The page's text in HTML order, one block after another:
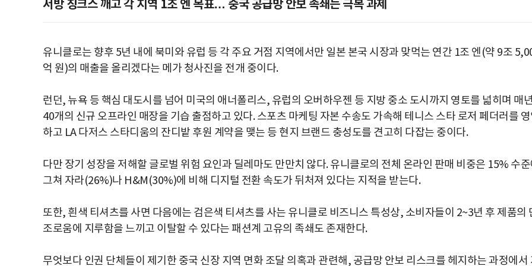
서방 징크스 깨고 각 지역 1조 엔 목표… 중국 공급망 안보 족쇄는 극복 과제
유니클로는 향후 5년 내에 북미와 유럽 등 각 주요 거점 지역에서만 일본 본국 시장과 맞먹는 연간 1조 엔(약 9조
억 원)의 매출을 올리겠다는 메가 청사진을 전개 중이다.
런던, 뉴욕 등 핵심 대도시를 넘어 미국의 애너폴리스, 유럽의 오버하우젠 등 지방 중소 도시까지 영토를 넓히며 매년
40개의 신규 오프라인 매장을 기습 출점하고 있다. 스포츠 마케팅 자본 수송도 가속해 테니스 스타 로저 페더러를 영
하고 LA 다저스 스타디움의 잔디밭 후원 계약을 맺는 등 현지 브랜드 충성도를 견고히 다잡는 중이다.
다만 장기 성장을 저해할 글로벌 위험 요인과 딜레마도 만만치 않다. 유니클로의 전체 온라인 판매 비중은 15% 수준
그쳐 자라(26%)나 H&M(30%)에 비해 디지털 전환 속도가 뒤처져 있다는 지적을 받는다.
또한, 흰색 티셔츠를 사면 다음에는 검은색 티셔츠를 사는 유니클로 비즈니스 특성상, 소비자들이 2~3년 후 제품의
조로움에 지루함을 느끼고 이탈할 수 있다는 패션계 고유의 족쇄도 존재한다.
무엇보다 인권 단체들이 제기한 중국 신장 지역 면화 조달 의혹과 관련해, 공급망 안보 리스크를 헤지하는 과정에서